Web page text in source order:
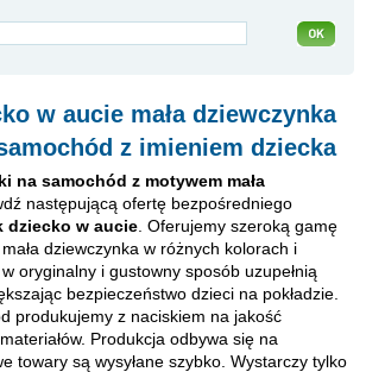
w aucie mała dziewczynka
z imieniem dziecka
na samochód z motywem mała
następującą ofertę bezpośredniego
dziecko w aucie . Oferujemy szeroką gamę
dziewczynka w różnych kolorach i
oryginalny i gustowny sposób uzupełnią
bezpieczeństwo dzieci na pokładzie.
produkujemy z naciskiem na jakość
Produkcja odbywa się na
towary są wysyłane szybko. Wystarczy tylko